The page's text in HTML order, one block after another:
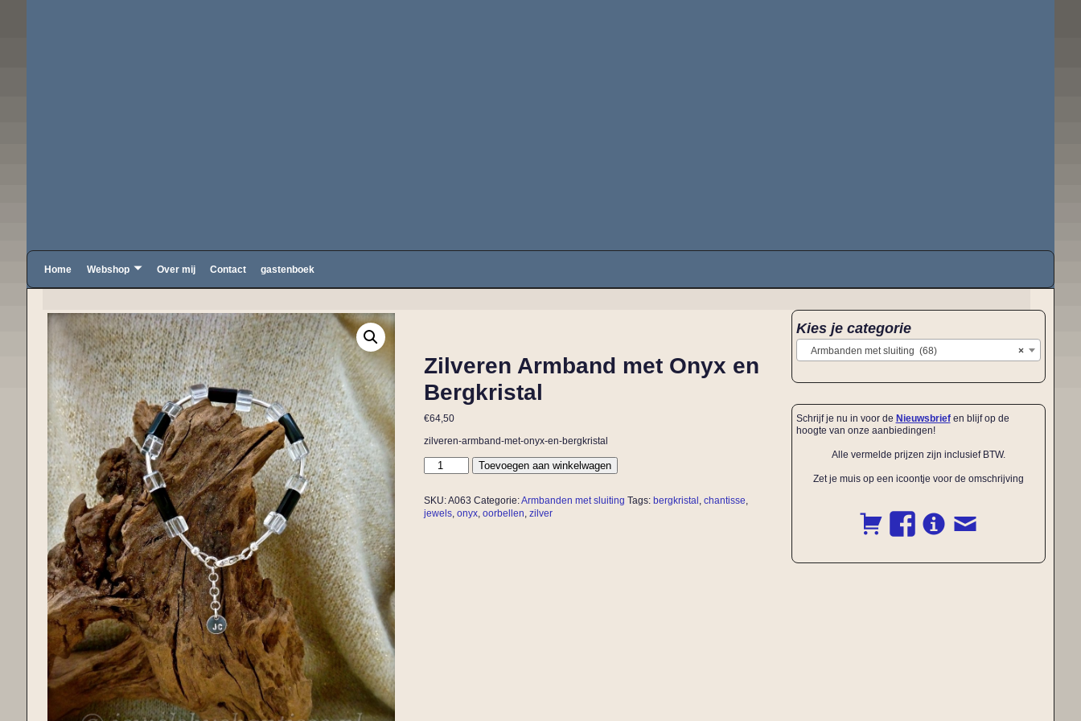
Home Webshop Over mij Contact gastenboek
Zilveren Armband met Onyx en
Bergkristal
€64,50
zilveren-armband-met-onyx-en-bergkristal
Toevoegen aan winkelwagen
SKU:A063 Categorie:Armbanden met sluiting Tags: bergkristal chantisse
jewels, onyx, oorbellen zilver
Kies je categorie
×
Armbanden met sluiting (68)
Schrijf je nu in voor de Nieuwsbriefen blijf op de
hoogte van onze aanbiedingen!
Alle vermelde prijzen zijn inclusief BTW.
Zet je muis op een icoontje voor de omschrijving